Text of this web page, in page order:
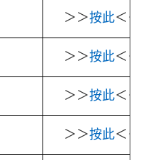
＞＞按此＜＜
＞＞按此＜＜
＞＞按此＜＜
＞＞按此＜＜